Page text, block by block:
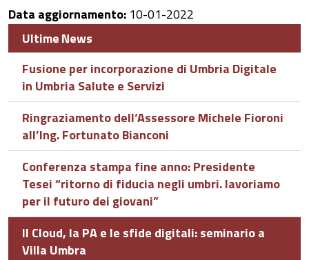
Data aggiornamento: 10-01-2022
Ultime News
Fusione per incorporazione di Umbria Digitale
in Umbria Salute e Servizi
Ringraziamento dell‘Assessore Michele Fioroni
all’Ing. Fortunato Bianconi
Conferenza stampa fine anno: Presidente
Tesei “ritorno di fiducia negli umbri. lavoriamo
per il futuro dei giovani”
Il Cloud, la PA e le sfide digitali: seminario a
Villa Umbra